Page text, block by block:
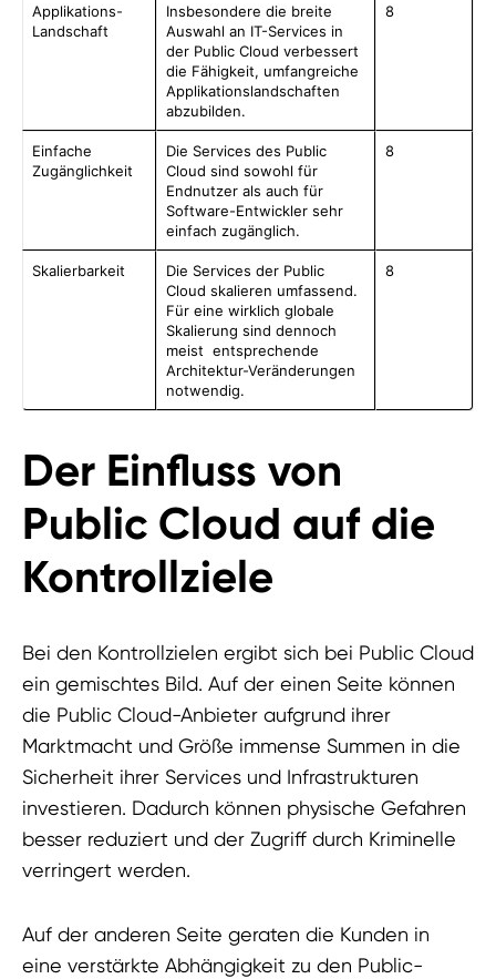
Applikations-
Landschaft
Insbesondere die breite
Auswahl an IT-Services in
der Public Cloud verbessert
die Fähigkeit, umfangreiche
Applikationslandschaften
abzubilden.
8
Einfache
Zugänglichkeit
Die Services des Public
Cloud sind sowohl für
Endnutzer als auch für
Software-Entwickler sehr
einfach zugänglich.
8
Skalierbarkeit
Die Services der Public
Cloud skalieren umfassend.
Für eine wirklich globale
Skalierung sind dennoch
meist entsprechende
Architektur-Veränderungen
notwendig.
8
Der Einfluss von
Public Cloud auf die
Kontrollziele
Bei den Kontrollzielen ergibt sich bei Public Cloud
ein gemischtes Bild. Auf der einen Seite können
die Public Cloud-Anbieter aufgrund ihrer
Marktmacht und Größe immense Summen in die
Sicherheit ihrer Services und Infrastrukturen
investieren. Dadurch können physische Gefahren
besser reduziert und der Zugriff durch Kriminelle
verringert werden.
Auf der anderen Seite geraten die Kunden in
eine verstärkte Abhängigkeit zu den Public-